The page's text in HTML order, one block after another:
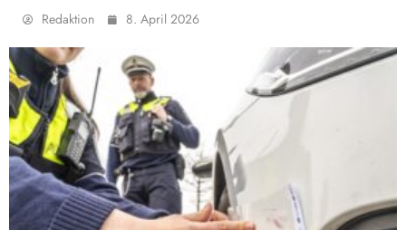
Redaktion 8. April 2026